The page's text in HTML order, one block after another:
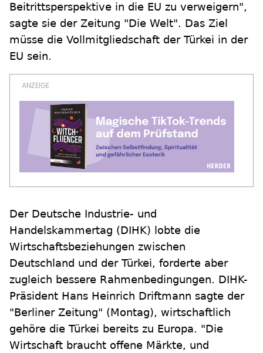
Beitrittsperspektive in die EU zu verweigern",
sagte sie der Zeitung "Die Welt". Das Ziel
müsse die Vollmitgliedschaft der Türkei in der
EU sein.
Der Deutsche Industrie- und
Handelskammertag (DIHK) lobte die
Wirtschaftsbeziehungen zwischen
Deutschland und der Türkei, forderte aber
zugleich bessere Rahmenbedingungen. DIHK-
Präsident Hans Heinrich Driftmann sagte der
"Berliner Zeitung" (Montag), wirtschaftlich
gehöre die Türkei bereits zu Europa. "Die
Wirtschaft braucht offene Märkte, und